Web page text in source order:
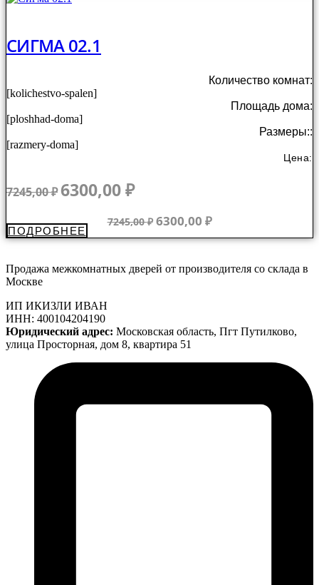
СИГМА 02.1
Количество комнат:
[kolichestvo-spalen]
Площадь дома:
[ploshhad-doma]
Размеры::
[razmery-doma]
Цена:
7245,00₽ Первоначальная
цена
составляла
7245,00 ₽.
6300,00₽Текущая
6300,00 ₽.
7245,00₽ Первоначальная
составляла
6300,00 ₽Текущая
6300,00 ₽.
ПОДРОБНЕЕ
Продажа межкомнатных дверей от производителя со склада в
Москве
ИП ИКИЗЛИ ИВАН
ИНН: 400104204190
Юридический адрес: Московская область, Пгт Путилково,
улица Просторная, дом 8, квартира 51